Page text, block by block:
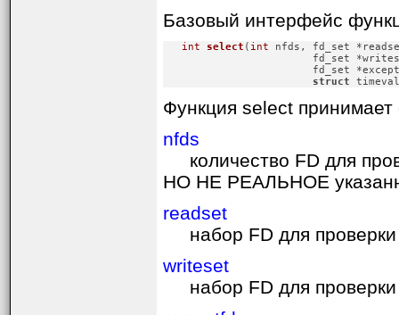
Базовый интерфейс
int select ( int nfds, fd_set
fd_set
fd_set
struct
Функция select
nfds
количество FD для
НО НЕ РЕАЛЬНОЕ
readset
набор FD для проверки
writeset
набор FD для проверки